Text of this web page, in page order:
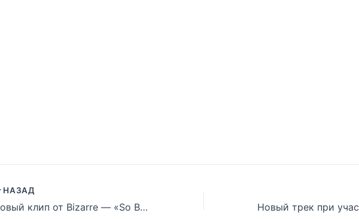
НАЗАД
Новый клип от Bizarre — «So Beautiful»